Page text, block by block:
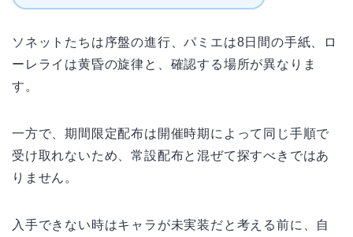
ソネットたちは序盤の進行、パミエは8日間の手紙、ロ
ーレライは黄昏の旋律と、確認する場所が異なりま
す。
一方で、期間限定配布は開催時期によって同じ手順で
受け取れないため、常設配布と混ぜて探すべきではあ
りません。
入手できない時はキャラが未実装だと考える前に、自